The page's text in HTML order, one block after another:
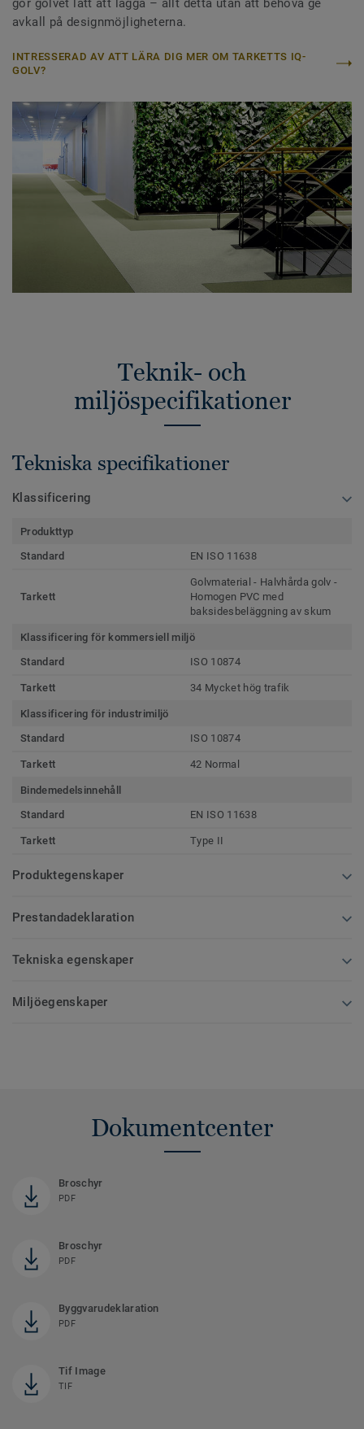
gör golvet lätt att lägga – allt detta utan att behöva ge
avkall på designmöjligheterna.
INTRESSERAD AV ATT LÄRA DIG MER OM TARKETTS IQ-
GOLV?
Teknik- och
miljöspecifikationer
Tekniska specifikationer
Klassificering
Produkttyp
Standard
EN ISO 11638
Tarkett
Golvmaterial - Halvhårda golv -
Homogen PVC med
baksidesbeläggning av skum
Klassificering för kommersiell miljö
Standard
ISO 10874
Tarkett 34 Mycket hög trafik
Klassificering för industrimiljö
Standard
ISO 10874
Tarkett 42 Normal
Bindemedelsinnehåll
Standard
EN ISO 11638
Tarkett Type II
Produktegenskaper
Prestandadeklaration
Tekniska egenskaper
Miljöegenskaper
Dokumentcenter
Broschyr
PDF
Broschyr
PDF
Byggvarudeklaration
PDF
Tif Image
TIF